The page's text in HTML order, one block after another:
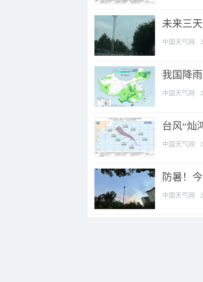
未来三
中国天气网
我国降
中国天气网
台风“灿
中国天气网
防暑！
中国天气网